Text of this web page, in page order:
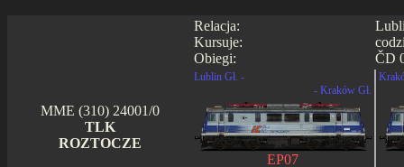
Relacja:
Kursuje:
Obiegi:
ČD
MME (310) 24001/0
TLK
ROZTOCZE
Lublin Gł. -
- Kraków Gł.
EP07